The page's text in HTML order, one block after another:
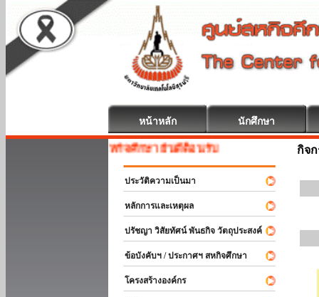
หน้าหลัก นักศึกษา
สหกิจศึกษา ยินดีต้อนรับ
ประวัติความเป็นมา
หลักการและเหตุผล
ปรัชญา วิสัยทัศน์ พันธกิจ วัตถุประสงค์
ข้อบังคับฯ / ประกาศฯ สหกิจศึกษา
โครงสร้างองค์กร
กิจ